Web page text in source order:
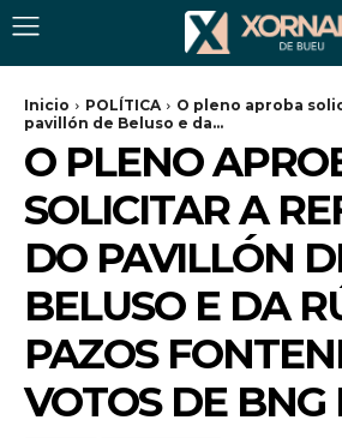
Inicio POLÍTICA
O pleno aproba
pavillón de Beluso e da...
O PLENO
SOLICITAR A
DO PAVILLÓN
BELUSO E DA
PAZOS
VOTOS DE BNG